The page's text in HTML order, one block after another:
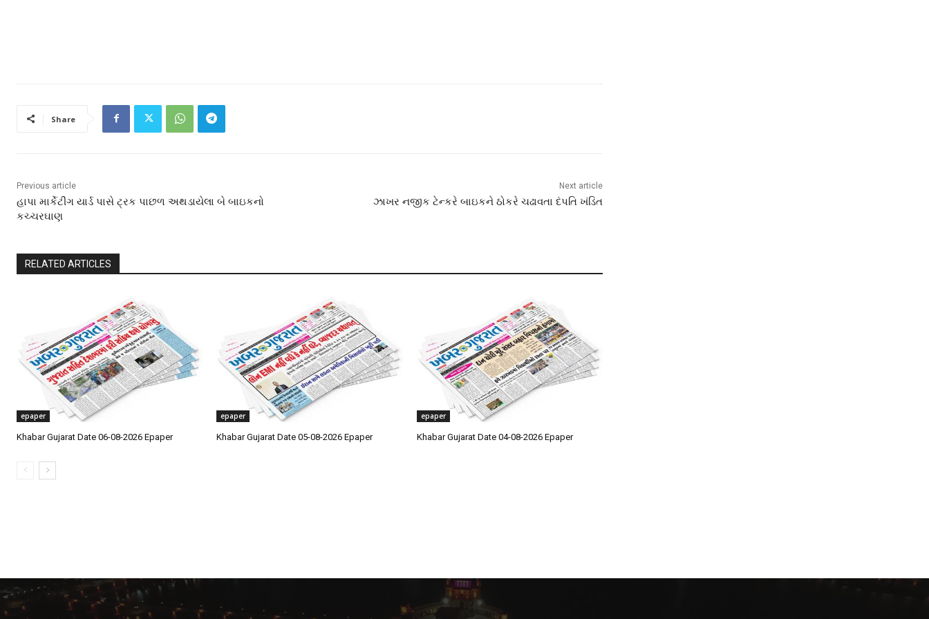
Share
Previous article
હાપા માર્કેટીંગ યાર્ડ પાસે ટ્રક પાછળ અથડાયેલા બે બાઇકનો
કચ્ચરઘાણ
Next article
ઝાખર નજીક ટેન્કરે બાઇકને ઠોકરે ચઢાવતા દંપતિ ખંડિત
RELATED ARTICLES
epaper
Khabar Gujarat Date 06-08-2026 Epaper
epaper
Khabar Gujarat Date 05-08-2026 Epaper
epaper
Khabar Gujarat Date 04-08-2026 Epaper